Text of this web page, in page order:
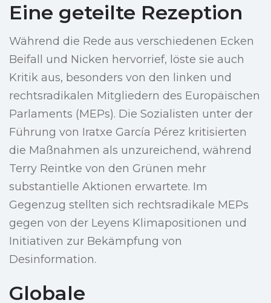
Eine geteilte Rezeption
Während die Rede aus verschiedenen Ecken
Beifall und Nicken hervorrief, löste sie auch
Kritik aus, besonders von den linken und
rechtsradikalen Mitgliedern des Europäischen
Parlaments (MEPs). Die Sozialisten unter der
Führung von Iratxe García Pérez kritisierten
die Maßnahmen als unzureichend, während
Terry Reintke von den Grünen mehr
substantielle Aktionen erwartete. Im
Gegenzug stellten sich rechtsradikale MEPs
gegen von der Leyens Klimapositionen und
Initiativen zur Bekämpfung von
Desinformation.
Globale